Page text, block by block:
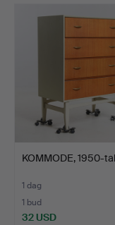
KOMMODE, 1950-
1 dag
1 bud
32 USD